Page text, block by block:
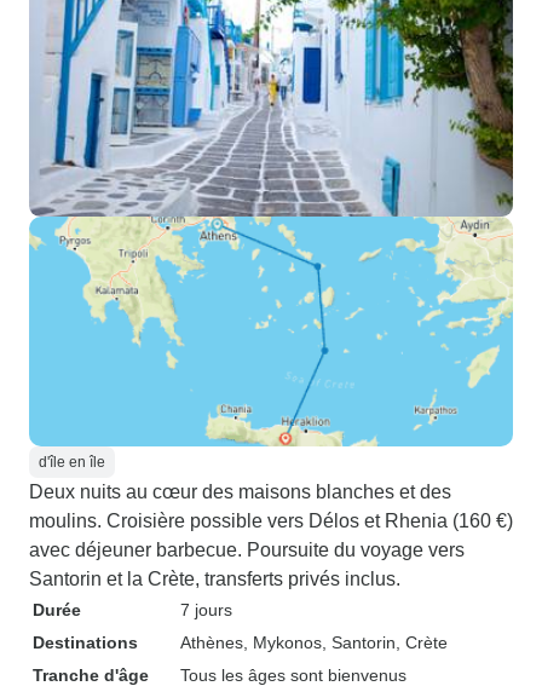
d'île en île
Deux nuits au cœur des maisons blanches et des
moulins. Croisière possible vers Délos et Rhenia (160 €)
avec déjeuner barbecue. Poursuite du voyage vers
Santorin et la Crète, transferts privés inclus.
Durée
7 jours
Destinations
Athènes , Mykonos , Santorin , Crète
Tranche d'âge
Tous les âges sont bienvenus